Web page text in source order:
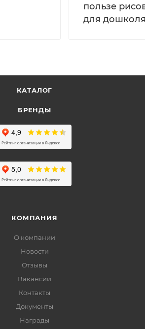
пользе
для
КАТАЛОГ
БРЕНДЫ
КОМПАНИЯ
О компании
Новости
Отзывы
Вакансии
Контакты
Документы
Награды